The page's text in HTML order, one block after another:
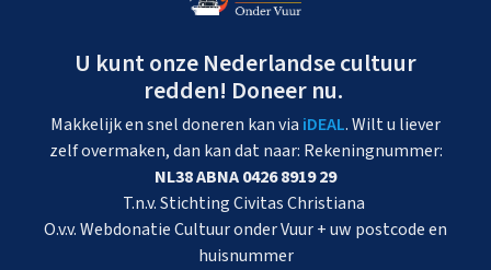
U kunt onze Nederlandse cultuur
redden! Doneer nu.
Makkelijk en snel doneren kan via iDEAL. Wilt u liever
zelf overmaken, dan kan dat naar: Rekeningnummer:
NL38 ABNA 0426 8919 29
T.n.v. Stichting Civitas Christiana
O.v.v. Webdonatie Cultuur onder Vuur + uw postcode en
huisnummer